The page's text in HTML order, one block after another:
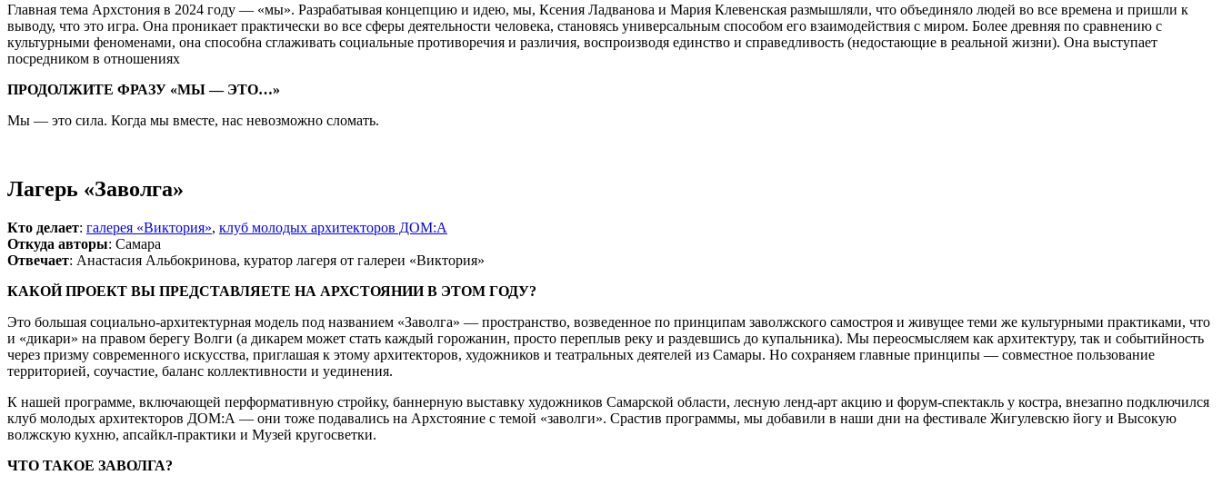
Главная тема Архстония в 2024 году — «мы». Разрабатывая концепцию и идею, мы, Ксения Ладванова и Мария Клевенская размышляли, что объединяло людей во все времена и пришли к
выводу, что это игра. Она проникает практически во все сферы деятельности человека, становясь универсальным способом его взаимодействия с миром. Более древняя по сравнению с
культурными феноменами, она способна сглаживать социальные противоречия и различия, воспроизводя единство и справедливость (недостающие в реальной жизни). Она выступает
посредником в отношениях
ПРОДОЛЖИТЕ ФРАЗУ «МЫ — ЭТО…»
Мы — это сила. Когда мы вместе, нас невозможно сломать.
Лагерь «Заволга»
Кто делает: галерея «Виктория», клуб молодых архитекторов ДОМ:А
Откуда авторы: Самара
Отвечает: Анастасия Альбокринова, куратор лагеря от галереи «Виктория»
КАКОЙ ПРОЕКТ ВЫ ПРЕДСТАВЛЯЕТЕ НА АРХСТОЯНИИ В ЭТОМ ГОДУ?
Это большая социально-архитектурная модель под названием «Заволга» — пространство, возведенное по принципам заволжского самостроя и живущее теми же культурными практиками, что
и «дикари» на правом берегу Волги (а дикарем может стать каждый горожанин, просто переплыв реку и раздевшись до купальника). Мы переосмысляем как архитектуру, так и событийность
через призму современного искусства, приглашая к этому архитекторов, художников и театральных деятелей из Самары. Но сохраняем главные принципы — совместное пользование
территорией, соучастие, баланс коллективности и уединения.
К нашей программе, включающей перформативную стройку, баннерную выставку художников Самарской области, лесную ленд-арт акцию и форум-спектакль у костра, внезапно подключился
клуб молодых архитекторов ДОМ:А — они тоже подавались на Архстояние с темой «заволги». Срастив программы, мы добавили в наши дни на фестивале Жигулевскю йогу и Высокую
волжскую кухню, апсайкл-практики и Музей кругосветки.
ЧТО ТАКОЕ ЗАВОЛГА?